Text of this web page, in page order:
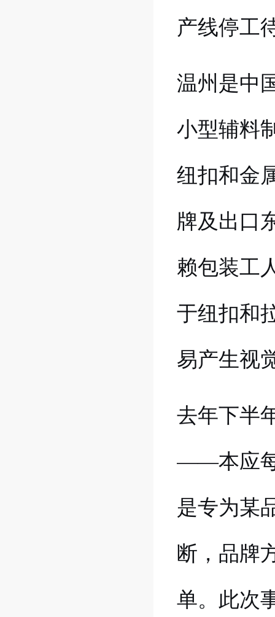
产线停工
温州是中
小型辅料
纽扣和金
牌及出口
赖包装工
于纽扣和
易产生视
去年下半
——本应每
是专为某
断，品牌
单。此次